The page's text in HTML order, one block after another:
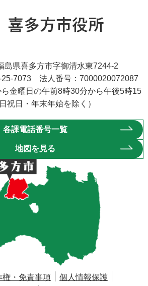
島県喜多方市字御清水東7244-2
25-7073 法人番号：7000020072087
金曜日の午前8時30分から午後5時15
祝日・年末年始を除く）
各課電話番号一覧
地図を見る
権・免責事項
個人情報保護